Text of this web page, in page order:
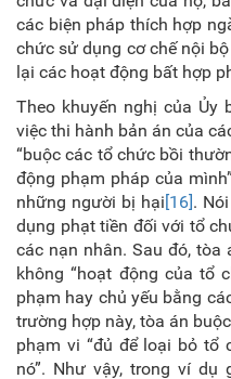
các biện pháp thích hợp
chức sử dụng cơ chế nội
lại các hoạt động bất hợp
Theo khuyến nghị của Ủy
việc thi hành bản án của
“buộc các tổ chức bồi
động phạm pháp của
những người bị hại[16].
dụng phạt tiền đối với tổ
các nạn nhân. Sau đó,
không “hoạt động của tổ
phạm hay chủ yếu bằng
trường hợp này, tòa án
phạm vi “đủ để loại bỏ tổ
nó”. Như vậy, trong ví